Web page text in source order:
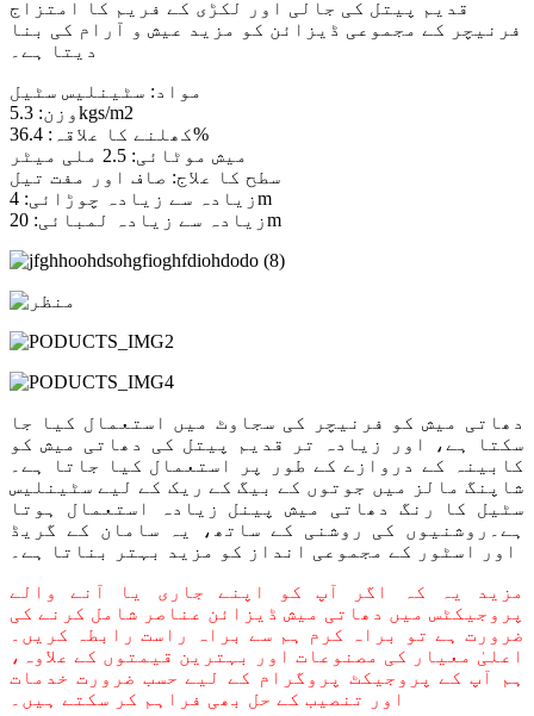
قدیم پیتل کی جالی اور لکڑی کے فریم کا امتزاج
فرنیچر کے مجموعی ڈیزائن کو مزید عیش و آرام کی بنا
دیتا ہے۔
مواد: سٹینلیس سٹیل
وزن: 5.3kgs/m2
کھلنے کا علاقہ: 36.4%
میش موٹائی: 2.5 ملی میٹر
سطح کا علاج: صاف اور مفت تیل
زیادہ سے زیادہ چوڑائی: 4m
زیادہ سے زیادہ لمبائی: 20m
دھاتی میش کو فرنیچر کی سجاوٹ میں استعمال کیا جا
سکتا ہے، اور زیادہ تر قدیم پیتل کی دھاتی میش کو
کابینہ کے دروازے کے طور پر استعمال کیا جاتا ہے۔
شاپنگ مالز میں جوتوں کے بیگ کے ریک کے لیے سٹینلیس
سٹیل کا رنگ دھاتی میش پینل زیادہ استعمال ہوتا
ہے۔روشنیوں کی روشنی کے ساتھ، یہ سامان کے گریڈ
اور اسٹور کے مجموعی انداز کو مزید بہتر بناتا ہے۔
مزید یہ کہ اگر آپ کو اپنے جاری یا آنے والے
پروجیکٹس میں دھاتی میش ڈیزائن عناصر شامل کرنے کی
ضرورت ہے تو براہ کرم ہم سے براہ راست رابطہ کریں۔
اعلیٰ معیار کی مصنوعات اور بہترین قیمتوں کے علاوہ،
ہم آپ کے پروجیکٹ پروگرام کے لیے حسب ضرورت خدمات
اور تنصیب کے حل بھی فراہم کر سکتے ہیں۔